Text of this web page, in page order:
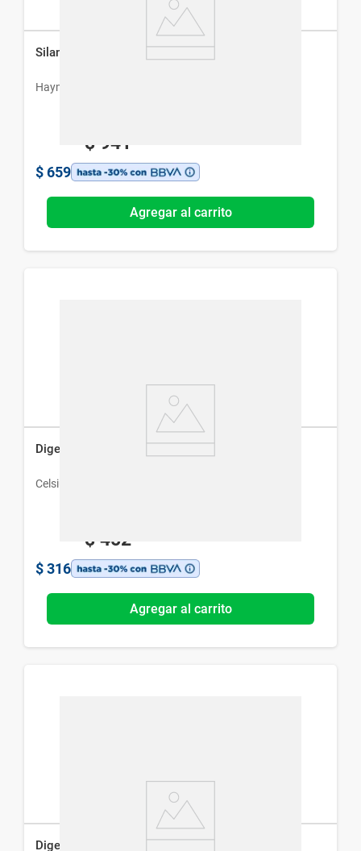
Silan Compuesto x 30 Grageas
Haymann
$ 941
$ 659
Agregar al carrito
Digeprax x 20 comp
Celsius
$ 452
$ 316
Agregar al carrito
Digeprax x 60 comp